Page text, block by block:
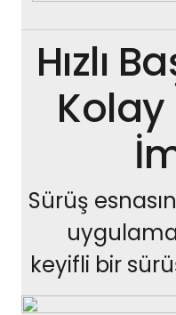
Hızlı
Kolay
Sürüş
keyifli bir